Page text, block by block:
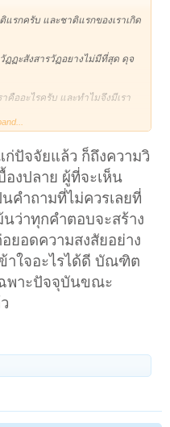
แรกครับ และชาติแรกของเราเกิด
ฏฏะสังสารวัฏอยางไม่มีที่สุด ดุจ
คืออะไรครับ และทำไมจึงมีเรา
ที่ไปยึดจิตนั้น จึงได้ยึดมั่นจิตว่า
ลจากการดับอวิชาเท่านั้น
พภูมิ รวมบนพระนิพพานด้วย)
ครับ มีดับสูญไปบ้างมั้ยครับ
วามสามารถของสิ่งที่ปรุงแต่งจิต
ระเภท เหมือนการผสมสี ถ้า
ดสีใหม่ๆเพิ่มขึ้น ก็ต้องเข้าใจก่อน
ภูมิ แล้วจิตนั้นไม่มีการเกิดขึ้น
งในโลก ก็เกิดจากสีปฐมภูมิแหล่ง
สง, พื้นผิว, ความเข้มของสี) ที่
ตที่ดับสูญคือจิตที่ไม่มีอยู่อีก สืบ
เท่านั้น ซึ่งอาจหมายถึงการดับไป
ดพ้นจากวัฏสังสาร ถึงพระ
นั้นภพภูมิทั้งหมดก็ว่างเปล่า
ยครับ
ปัจจัยแล้ว ก็ถึงความวิ
งปลาย ผู้ที่จะเห็น
คำถามที่ไม่ควรเลยที่
ว่าทุกคำตอบจะสร้าง
ยอดความสงสัยอย่าง
าใจอะไรได้ดี บัณฑิต
พาะปัจจุบันขณะ